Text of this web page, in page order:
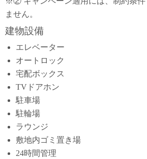
ません。
建物設備
エレベーター
オートロック
宅配ボックス
TVドアホン
駐車場
駐輪場
ラウンジ
敷地内ゴミ置き場
24時間管理